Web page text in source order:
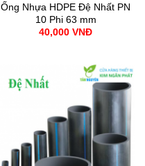
Ống Nhựa HDPE Đệ Nhất PN
10 Phi 63 mm
40,000 VNĐ